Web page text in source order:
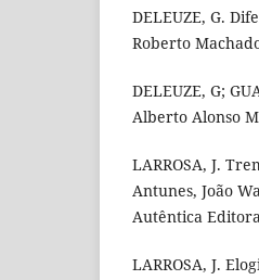
DELEUZE, G.
Roberto
DELEUZE, G;
Alberto Alonso
LARROSA, J.
Antunes, João
Autêntica
LARROSA, J.